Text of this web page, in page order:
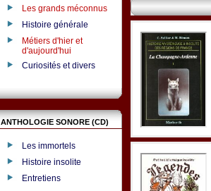
Les grands méconnus
Histoire générale
Métiers d'hier et
d'aujourd'hui
Curiosités et divers
ANTHOLOGIE SONORE (CD)
Les immortels
Histoire insolite
Entretiens